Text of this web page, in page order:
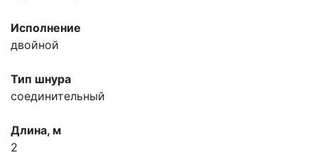
Исполнение
двойной
Тип шнура
соединительный
Длина, м
2